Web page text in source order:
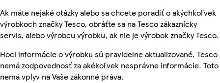
Ak máte nejaké otázky alebo sa chcete poradiť o akýchkoľvek
výrobkoch značky Tesco, obráťte sa na Tesco zákaznícky
servis, alebo výrobcu výrobku, ak nie je výrobok značky Tesco.
Hoci informácie o výrobku sú pravidelne aktualizované, Tesco
nemá zodpovednosť za akékoľvek nesprávne informácie. Toto
nemá vplyv na Vaše zákonné práva.